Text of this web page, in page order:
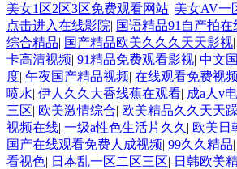
美女1区2区3区免费观看网站| 美女AV一
点击进入在线影院| 国语精品91自产拍
综合精品| 国产精品欧美久久久天天影视|
卡高清视频| 91精品免费观看影视| 中文
度| 午夜国产精品视频| 在线观看免费视频
喷水| 伊人久久大香线蕉在观看| 成a人v
三区| 欧美激情综合| 欧美精品久久天天
视频在线| 一级a性色生活片久久 | 欧美日
国产在线观看免费人成视频| 99久久精品|
看视色| 日本乱一区二区三区| 日韩欧美